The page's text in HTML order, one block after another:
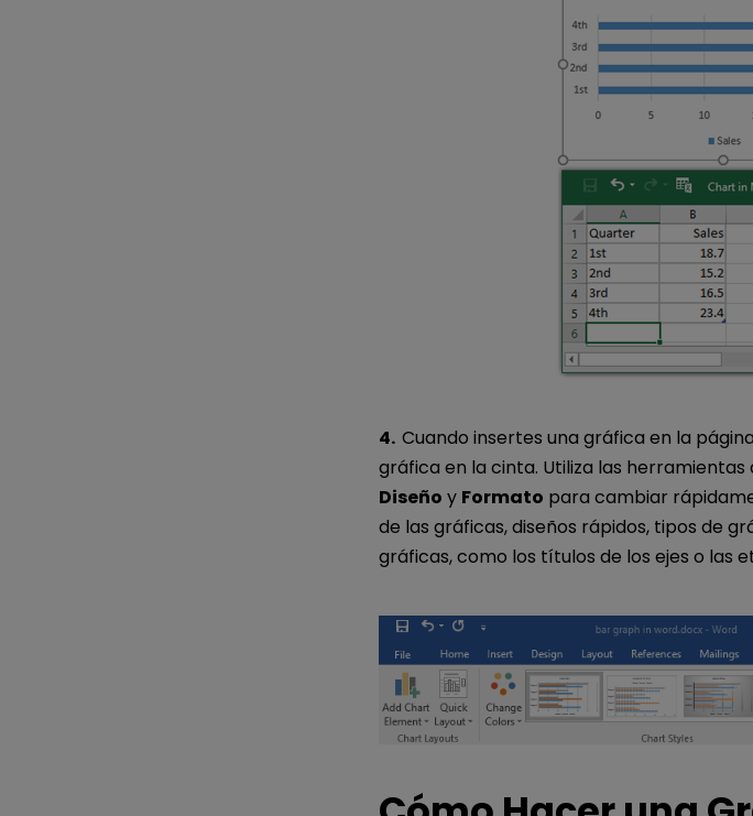
4. Cuando insertes una gráfica en la
gráfica en la cinta. Utiliza las
Diseño y Formato para cambiar
de las gráficas, diseños rápidos, tipos de
gráficas, como los títulos de los ejes o las